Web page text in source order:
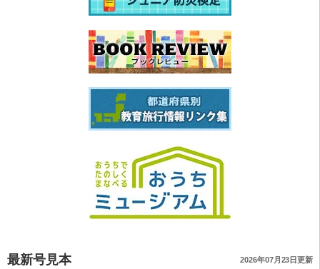
最新号見本 2026年07月23日更新